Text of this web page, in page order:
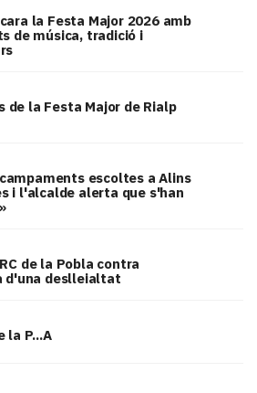
la Festa Major 2026 amb
de música, tradició i
de la Festa Major de Rialp
escoltes a Alins
i l'alcalde alerta que s'han
de la Pobla contra
d'una deslleialtat
la P...A